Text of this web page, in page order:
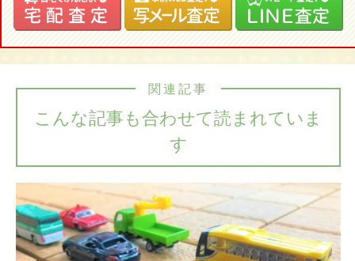
こんな記事も合わせて読まれていま
す
関連記事